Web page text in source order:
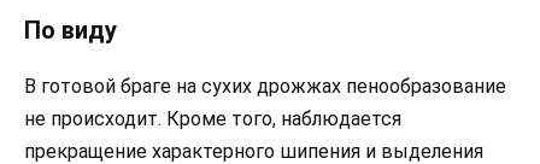
По виду
В готовой браге на сухих дрожжах пенообразование
не происходит. Кроме того, наблюдается
прекращение характерного шипения и выделения